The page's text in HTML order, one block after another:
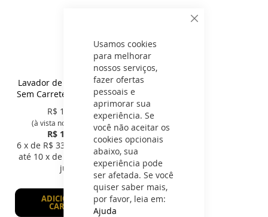
Fechar
Usamos cookies
para melhorar
nossos serviços,
fazer ofertas
pessoais e
aprimorar sua
experiência. Se
você não aceitar os
cookies opcionais
abaixo, sua
experiência pode
ser afetada. Se você
quiser saber mais,
por favor, leia em:
Ajuda
Lavador de Botas Inox 304
Sem Carretel - Inox Design
R$ 1.895,25
(à vista no Boleto e Pix)
R$ 1.995,00
6 x de R$332,50
sem juros
até 10x de R$ 243,19com
juros
ADICIONAR AO
CARRINHO